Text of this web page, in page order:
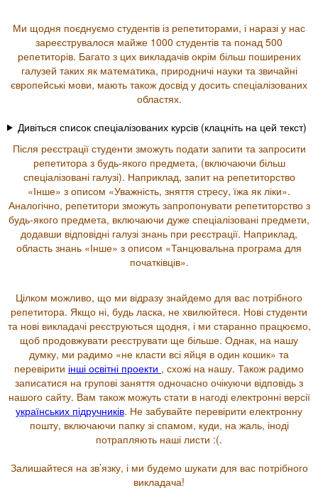
Ми щодня поєднуємо студентів із репетиторами, і наразі у нас
зареєструвалося майже 1000 студентів та понад 500
репетиторів. Багато з цих викладачів окрім більш поширених
галузей таких як математика, природничі науки та звичайні
європейські мови, мають також досвід у досить спеціалізованих
областях.
Дивіться список спеціалізованих курсів (клацніть на цей текст)
Після реєстрації студенти зможуть подати запити та запросити
репетитора з будь-якого предмета, (включаючи більш
спеціалізовані галузі). Наприклад, запит на репетиторство
«Інше» з описом «Уважність, зняття стресу, їжа як ліки».
Аналогічно, репетитори зможуть запропонувати репетиторство з
будь-якого предмета, включаючи дуже спеціалізовані предмети,
додавши відповідні галузі знань при реєстрації. Наприклад,
область знань «Інше» з описом «Танцювальна програма для
початківців».
Цілком можливо, що ми відразу знайдемо для вас потрібного
репетитора. Якщо ні, будь ласка, не хвилюйтеся. Нові студенти
та нові викладачі реєструються щодня, і ми старанно працюємо,
щоб продовжувати реєструвати ще більше. Однак, на нашу
думку, ми радимо «не класти всі яйця в один кошик» та
перевірити інші освітні проекти , схожі на нашу. Також радимо
записатися на групові заняття одночасно очікуючи відповідь з
нашого сайту. Вам також можуть стати в нагоді електронні версії
українських підручників. Не забувайте перевірити електронну
пошту, включаючи папку зі спамом, куди, на жаль, іноді
потрапляють наші листи :(.
Залишайтеся на зв’язку, і ми будемо шукати для вас потрібного
викладача!